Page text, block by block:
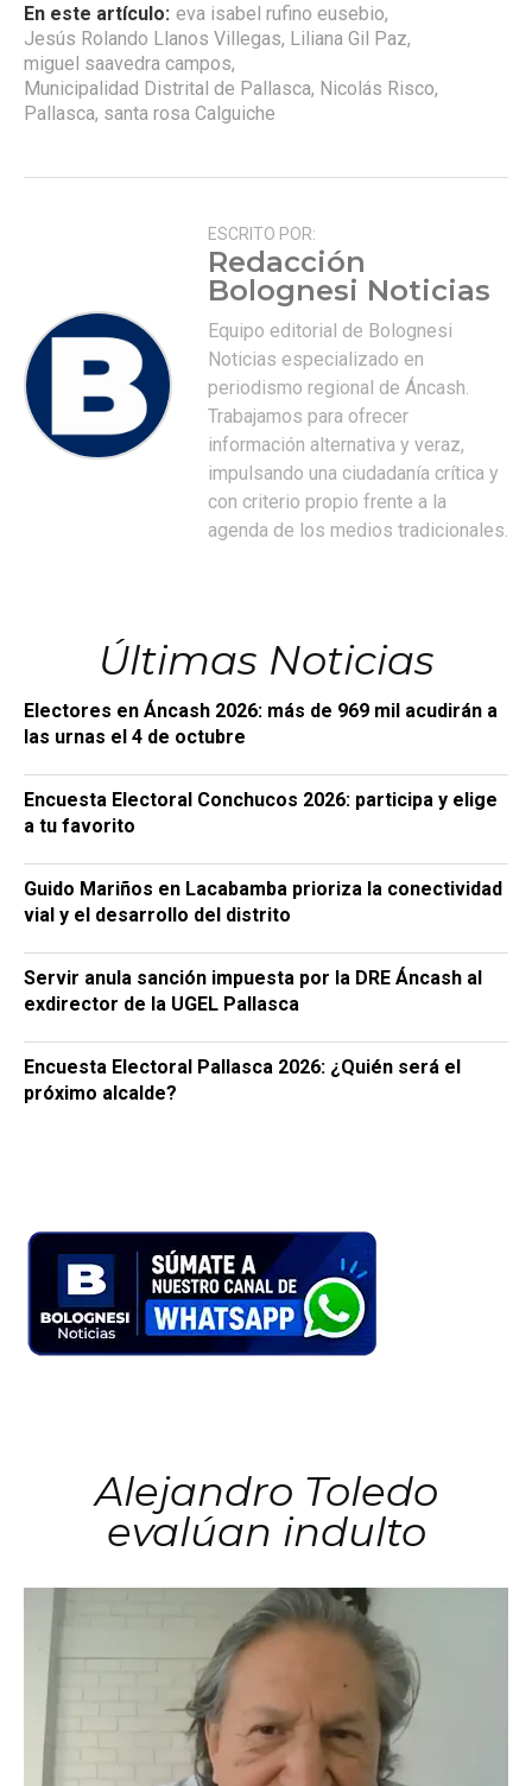
En este artículo: eva isabel rufino eusebio,
Jesús Rolando Llanos Villegas, Liliana Gil Paz,
miguel saavedra campos,
Municipalidad Distrital de Pallasca, Nicolás Risco,
Pallasca, santa rosa Calguiche
ESCRITO POR:
Redacción
Bolognesi Noticias
Equipo editorial de Bolognesi
Noticias especializado en
periodismo regional de Áncash.
Trabajamos para ofrecer
información alternativa y veraz,
impulsando una ciudadanía crítica y
con criterio propio frente a la
agenda de los medios tradicionales.
Últimas Noticias
Electores en Áncash 2026: más de 969 mil acudirán a
las urnas el 4 de octubre
Encuesta Electoral Conchucos 2026: participa y elige
a tu favorito
Guido Mariños en Lacabamba prioriza la conectividad
vial y el desarrollo del distrito
Servir anula sanción impuesta por la DRE Áncash al
exdirector de la UGEL Pallasca
Encuesta Electoral Pallasca 2026: ¿Quién será el
próximo alcalde?
Alejandro Toledo
evalúan indulto